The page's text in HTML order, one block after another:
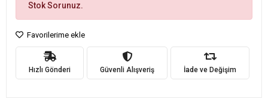
Stok Sorunuz.
Favorilerime ekle
Hızlı Gönderi Güvenli Alışveriş İade ve Değişim